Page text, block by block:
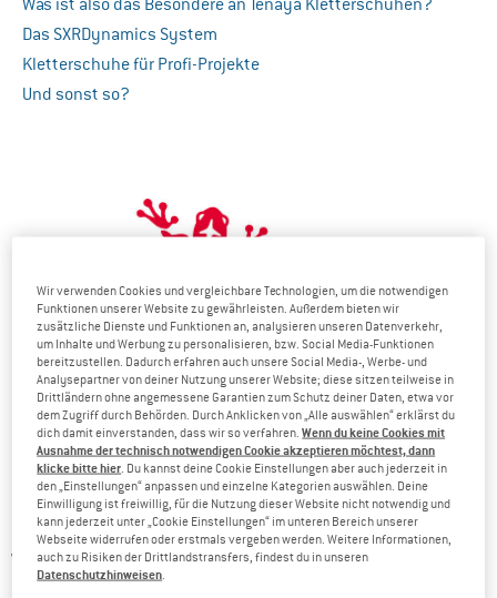
Was ist also das Besondere an Tenaya Kletterschuhen?
Das SXRDynamics System
Kletterschuhe für Profi-Projekte
Und sonst so?
Bei Tenaya kommen Kletterer jeden Levels auf ihre Kosten!
Wir denken uns 150 Jahre zurück ins post-koloniale Amerika.
Wir verwenden Cookies und vergleichbare Technologien, um die notwendigen
Funktionen unserer Website zu gewährleisten. Außerdem bieten wir
zusätzliche Dienste und Funktionen an, analysieren unseren Datenverkehr,
um Inhalte und Werbung zu personalisieren, bzw. Social Media-Funktionen
bereitzustellen. Dadurch erfahren auch unsere Social Media-, Werbe- und
Analysepartner von deiner Nutzung unserer Website; diese sitzen teilweise in
Drittländern ohne angemessene Garantien zum Schutz deiner Daten, etwa vor
dem Zugriff durch Behörden. Durch Anklicken von „Alle auswählen“ erklärst du
dich damit einverstanden, dass wir so verfahren.Wenn du keine Cookies mit
Ausnahme der technisch notwendigen Cookie akzeptieren möchtest, dann
klicke bitte hier. Du kannst deine Cookie Einstellungen aber auch jederzeit in
den „Einstellungen“ anpassen und einzelne Kategorien auswählen. Deine
Einwilligung ist freiwillig, für die Nutzung dieser Website nicht notwendig und
kann jederzeit unter „Cookie Einstellungen“ im unteren Bereich unserer
Webseite widerrufen oder erstmals vergeben werden. Weitere Informationen,
auch zu Risiken der Drittlandstransfers, findest du in unseren
Datenschutzhinweisen.